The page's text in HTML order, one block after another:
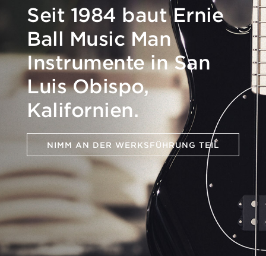
Seit 1984 baut Ernie
Ball Music Man
Instrumente in San
Luis Obispo,
Kalifornien.
NIMM AN DER WERKSFÜHRUNG TEIL